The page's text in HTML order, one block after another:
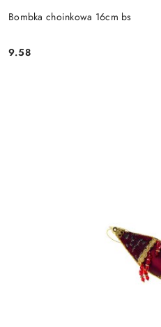
Bombka choinkowa 16cm bs
Cena:
9.58